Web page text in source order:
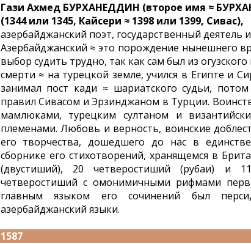
Гази Ахмед БУРХАНЕДДИН (второе имя ≈
(1344 или 1345, Кайсери ≈ 1398 или 1399, Сивас),
азербайджанский поэт, государственный деятель
Азербайджанский ≈ это порождение нынешнего
выбор судить трудно, так как сам был из
смерти ≈ на турецкой земле, учился в Египте и
занимал пост кади ≈ шариатского судьи,
правил Сивасом и Эрзинджаном в Турции.
мамлюками, турецким султаном и
племенами. Любовь и верность, воинские
его творчества, дошедшего до нас в
сборнике его стихотворений, хранящемся в
(двустиший), 20 четверостиший (рубаи) и
четверостиший с омонимичными рифмами
главным языком его сочинений был
азербайджанский языки.
1587